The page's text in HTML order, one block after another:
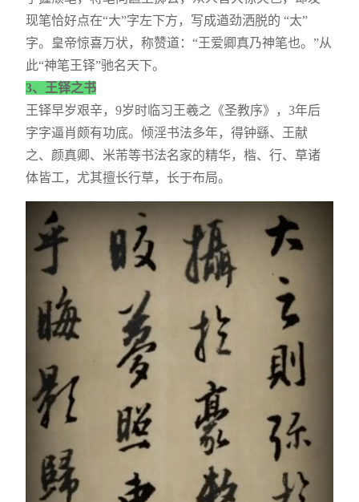
现笔恰好点在“大”字左下方，写成遒劲洒脱的 “太”
字。皇帝惊喜万状，称赞道：“王爱卿真乃神笔也。”从
此“神笔王铎”驰名天下。
3、 王铎之书
王铎早岁艰辛，9岁时临习王羲之《圣教序》，3年后
字字逼肖颇有功底。倾淫书法多年，得钟繇、王献
之、颜真卿、米芾等书法名家的精华，楷、行、草诸
体皆工，尤其擅长行草，长于布局。